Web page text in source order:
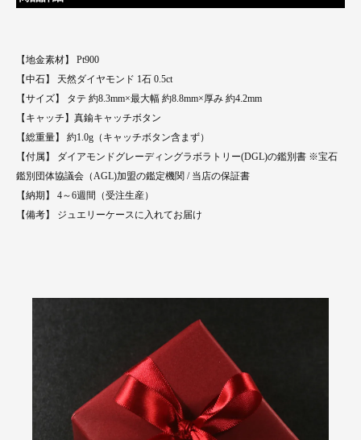
【地金素材】 Pt900
【中石】 天然ダイヤモンド 1石 0.5ct
【サイズ】 タテ 約8.3mm×最大幅 約8.8mm×厚み 約4.2mm
【キャッチ】真鍮キャッチボタン
【総重量】 約1.0g（キャッチボタン含まず）
【付属】 ダイアモンドグレーディングラボラトリー(DGL)の鑑別書 ※宝石
鑑別団体協議会（AGL)加盟の鑑定機関 / 当店の保証書
【納期】 4～6週間（受注生産）
【備考】 ジュエリーケースに入れてお届け